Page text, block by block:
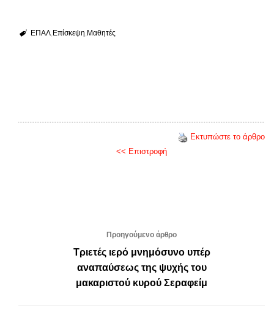
ΕΠΑΛ Επίσκεψη Μαθητές
Εκτυπώστε το άρθρο
<< Επιστροφή
Προηγούμενο άρθρο
Τριετές ιερό μνημόσυνο υπέρ
αναπαύσεως της ψυχής του
μακαριστού κυρού Σεραφείμ